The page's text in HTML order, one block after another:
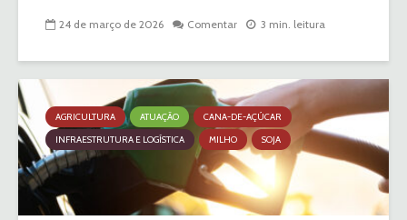
24 de março de 2026 Comentar 3 min. leitura
AGRICULTURA ATUAÇÃO
CANA-DE-AÇÚCAR
INFRAESTRUTURA E LOGÍSTICA
MILHO SOJA